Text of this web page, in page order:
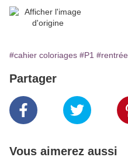
#cahier coloriages #P1 #rentrée
Partager
Vous aimerez aussi